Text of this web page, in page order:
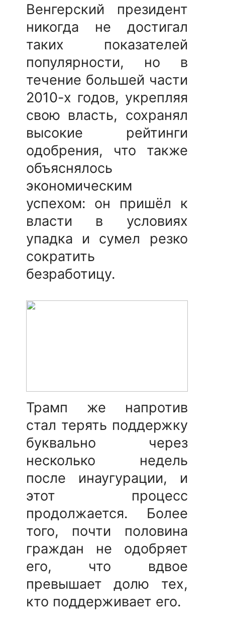
Венгерский президент
никогда не достигал
таких показателей
популярности, но в
течение большей части
2010-х годов, укрепляя
свою власть, сохранял
высокие рейтинги
одобрения, что также
объяснялось
экономическим
успехом: он пришёл к
власти в условиях
упадка и сумел резко
сократить
безработицу.
Трамп же напротив
стал терять поддержку
буквально через
несколько недель
после инаугурации, и
этот процесс
продолжается. Более
того, почти половина
граждан не одобряет
его, что вдвое
превышает долю тех,
кто поддерживает его.